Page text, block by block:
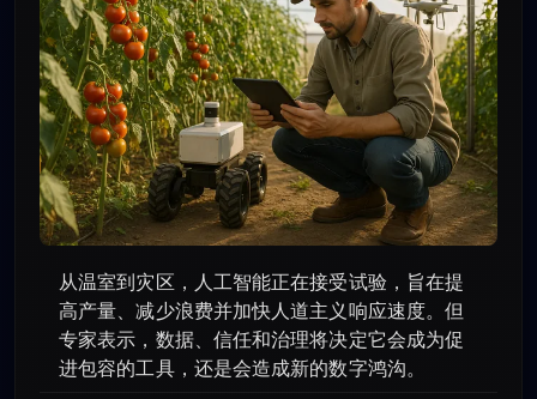
从温室到灾区，人工智能正在接受试验，旨在提
高产量、减少浪费并加快人道主义响应速度。但
专家表示，数据、信任和治理将决定它会成为促
进包容的工具，还是会造成新的数字鸿沟。